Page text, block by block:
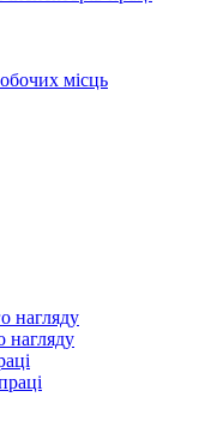
місць
нагляду
нагляду